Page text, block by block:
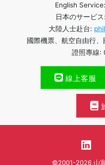
English
日本のサービ
大陸人士赴台:
國際機票、航空自由行
證照專線:
線上客服
©2001-2026 山